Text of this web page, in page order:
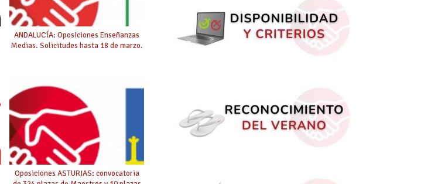
ANDALUCÍA: Oposiciones Enseñanzas
Medias. Solicitudes hasta 18 de marzo.
Oposiciones ASTURIAS: convocatoria